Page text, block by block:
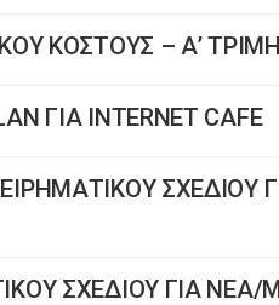
ΚΟΣΤΟΥΣ – Α’
ΓΙΑ INTERNET CAFE
ΣΧΕΔΙΟΥ
ΣΧΕΔΙΟΥ ΓΙΑ ΝΕΑ/